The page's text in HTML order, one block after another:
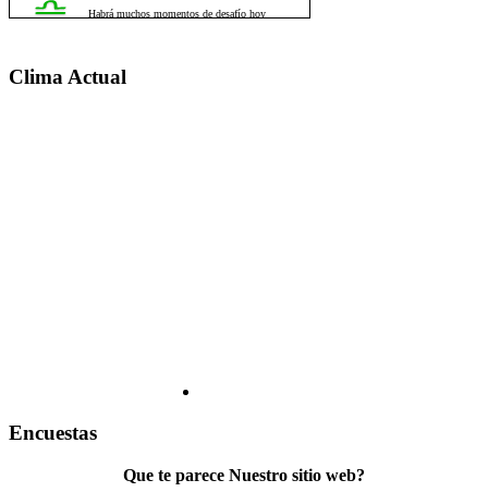
Clima Actual
Encuestas
Que te parece Nuestro sitio web?